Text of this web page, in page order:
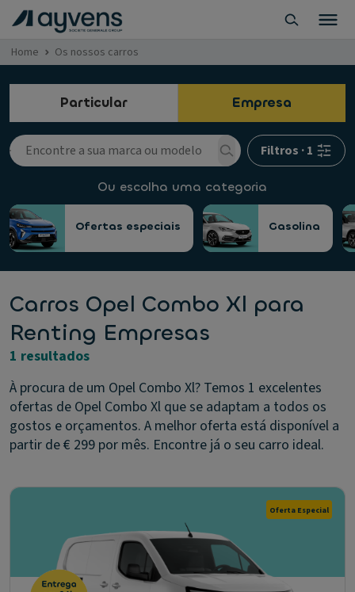
Home Os nossos carros
Particular Empresa
Filtros ·1
Ou escolha uma categoria
Ofertas especiais Gasolina
Carros Opel Combo Xl para
Renting Empresas
1 resultados
À procura de um Opel Combo Xl? Temos 1 excelentes
ofertas de Opel Combo Xl que se adaptam a todos os
gostos e orçamentos. A melhor oferta está disponível a
partir de € 299 por mês. Encontre já o seu carro ideal.
Oferta Especial